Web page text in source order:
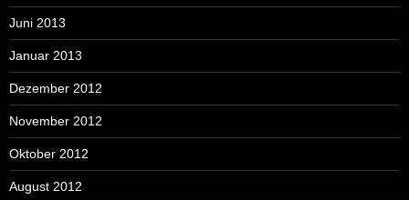
Juni 2013
Januar 2013
Dezember 2012
November 2012
Oktober 2012
August 2012